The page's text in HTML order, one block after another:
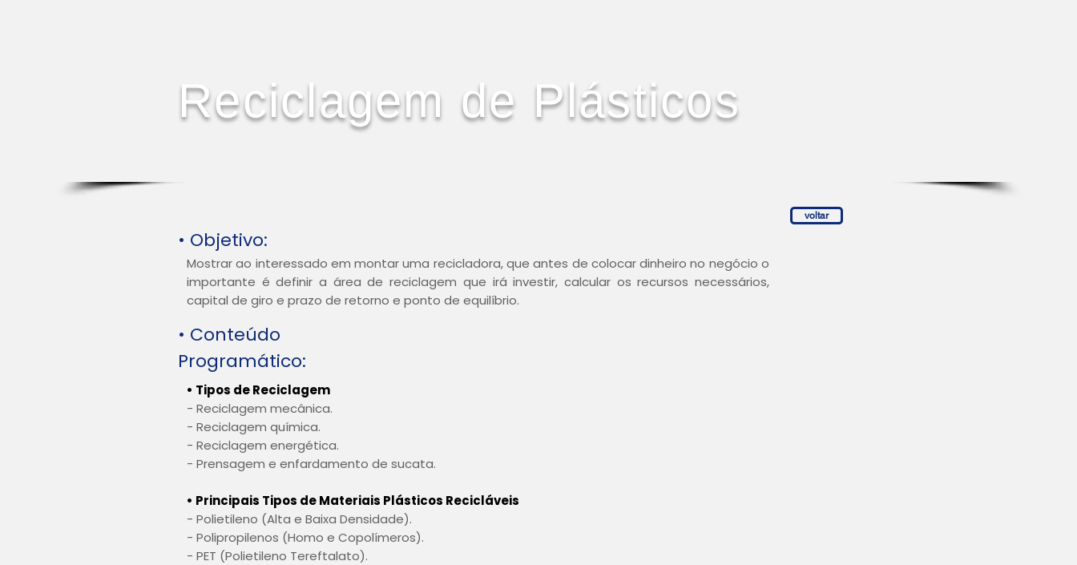
Reciclagem de Plásticos
voltar
• Objetivo:
Mostrar ao interessado em montar uma recicladora, que antes de colocar dinheiro no negócio o
importante é definir a área de reciclagem que irá investir, calcular os recursos necessários,
capital de giro e prazo de retorno e ponto de equilíbrio.
• Conteúdo
Programático:
• Tipos de Reciclagem
- Reciclagem mecânica.
- Reciclagem química.
- Reciclagem energética.
- Prensagem e enfardamento de sucata.
• Principais Tipos de Materiais Plásticos Recicláveis
- Polietileno (Alta e Baixa Densidade).
- Polipropilenos (Homo e Copolímeros).
- PET (Polietileno Tereftalato).